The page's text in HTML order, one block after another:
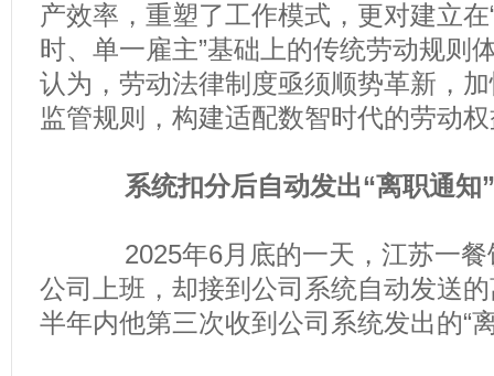
产效率，重塑了工作模式，更对建立
时、单一雇主”基础上的传统劳动规则
认为，劳动法律制度亟须顺势革新，
监管规则，构建适配数智时代的劳动
系统扣分后自动发出“离职通知”
2025年6月底的一天，江苏一餐
公司上班，却接到公司系统自动发送
半年内他第三次收到公司系统发出的“